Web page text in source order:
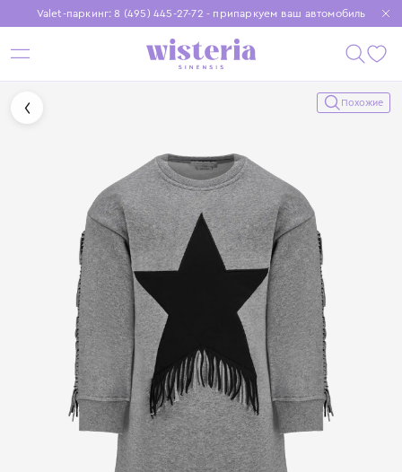
Valet-паркинг: 8 (495) 445-27-72 - припаркуем ваш автомобиль
Бесплатная доставка при заказе от 15 000 ₽
Установите приложение, чтобы покупки были еще удобнее
Похожие